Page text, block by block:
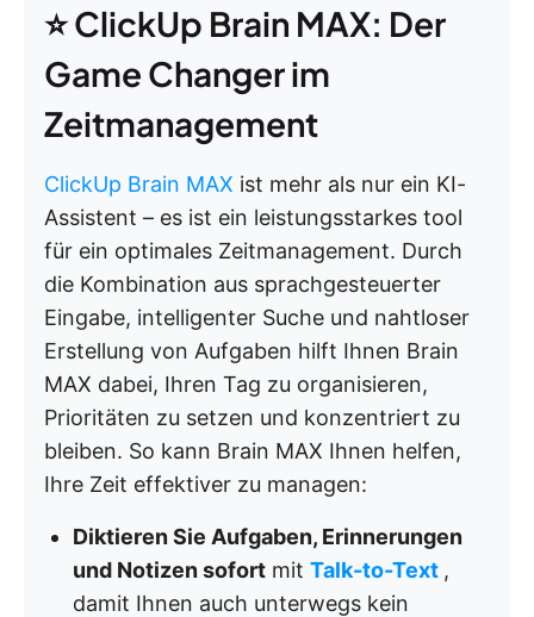
⭐ ClickUp Brain MAX: Der
Game Changer im
Zeitmanagement
ClickUp Brain MAX ist mehr als nur ein KI-
Assistent – es ist ein leistungsstarkes tool
für ein optimales Zeitmanagement. Durch
die Kombination aus sprachgesteuerter
Eingabe, intelligenter Suche und nahtloser
Erstellung von Aufgaben hilft Ihnen Brain
MAX dabei, Ihren Tag zu organisieren,
Prioritäten zu setzen und konzentriert zu
bleiben. So kann Brain MAX Ihnen helfen,
Ihre Zeit effektiver zu managen:
Diktieren Sie Aufgaben, Erinnerungen
und Notizen sofort mit Talk-to-Text ,
damit Ihnen auch unterwegs kein